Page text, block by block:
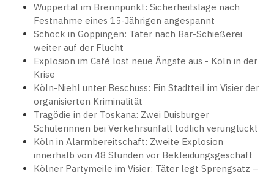
Wuppertal im Brennpunkt: Sicherheitslage nach
Festnahme eines 15-Jährigen angespannt
Schock in Göppingen: Täter nach Bar-Schießerei
weiter auf der Flucht
Explosion im Café löst neue Ängste aus - Köln in der
Krise
Köln-Niehl unter Beschuss: Ein Stadtteil im Visier der
organisierten Kriminalität
Tragödie in der Toskana: Zwei Duisburger
Schülerinnen bei Verkehrsunfall tödlich verunglückt
Köln in Alarmbereitschaft: Zweite Explosion
innerhalb von 48 Stunden vor Bekleidungsgeschäft
Kölner Partymeile im Visier: Täter legt Sprengsatz –